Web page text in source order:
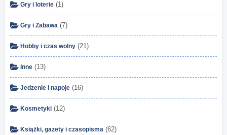
Gry i loterie (1)
Gry i Zabawa (7)
Hobby i czas wolny (21)
Inne (13)
Jedzenie i napoje (16)
Kosmetyki (12)
Książki, gazety i czasopisma (62)